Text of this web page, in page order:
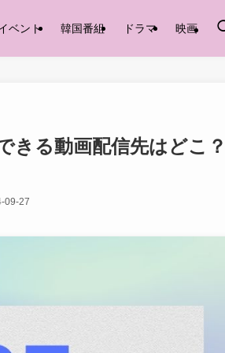
ベント 韓国番組 ドラマ 映画
きる動画配信先はどこ
09-27